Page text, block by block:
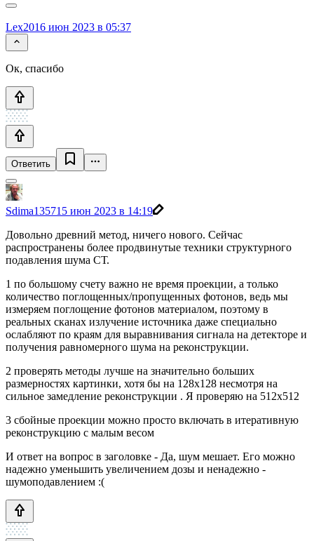
Lex2016 июн 2023 в 05:37
Ок, спасибо
Ответить
Sdima135715 июн 2023 в 14:19
Довольно древний метод, ничего нового. Сейчас
распространены более продвинутые техники структурного
подавления шума СТ.
1 по большому счету важно не время проекции, а только
количество поглощенных/пропущенных фотонов, ведь мы
измеряем поглощение фотонов материалом, поэтому в
реальных сканах излучение источника даже специально
ослабляют по краям для выравнивания сигнала на детекторе и
получения равномерного шума на реконструкции.
2 проверять методы лучше на значительно больших
размерностях картинки, хотя бы на 128х128 несмотря на
сильное замедление реконструкции . Я проверяю на 512х512
3 сбойные проекции можно просто включать в итеративную
реконструкцию с малым весом
И ответ на вопрос в заголовке - Да, шум мешает. Его можно
надежно уменьшить увеличением дозы и ненадежно -
шумоподавлением :(